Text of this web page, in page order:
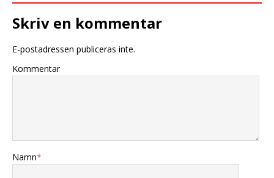
Skriv en kommentar
E-postadressen publiceras inte.
Kommentar
Namn*